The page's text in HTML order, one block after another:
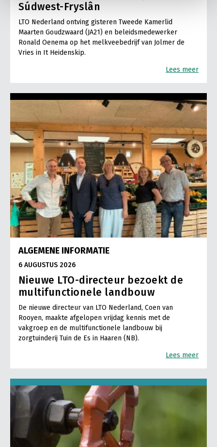
Súdwest-Fryslân
LTO Nederland ontving gisteren Tweede Kamerlid
Maarten Goudzwaard (JA21) en beleidsmedewerker
Ronald Oenema op het melkveebedrijf van Jolmer de
Vries in It Heidenskip.
Lees meer
ALGEMENE INFORMATIE
6 AUGUSTUS 2026
Nieuwe LTO-directeur bezoekt de
multifunctionele landbouw
De nieuwe directeur van LTO Nederland, Coen van
Rooyen, maakte afgelopen vrijdag kennis met de
vakgroep en de multifunctionele landbouw bij
zorgtuinderij Tuin de Es in Haaren (NB).
Lees meer